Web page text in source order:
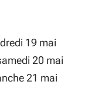
19 mai
20 mai
21 mai